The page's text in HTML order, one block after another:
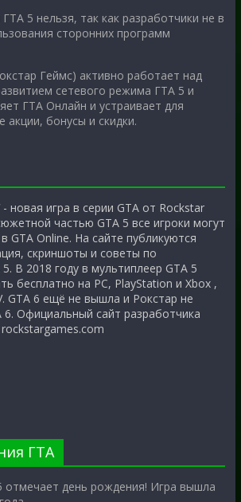
5 нельзя, так как разработчики не в
сторонних программ
Геймс) активно работает над
сетевого режима ГТА 5 и
ГТА Онлайн и устраивает для
акции, бонусы и скидки.
новая игра в серии GTA от Rockstar
частью GTA 5 все игроки могут
GTA Online. На сайте публикуются
скриншоты и советы по
В 2018 году в мультиплеер GTA 5
бесплатно на PC, PlayStation и Xbox ,
GTA 6 ещё не вышла и Рокстар не
6. Официальный сайт разработчика
rockstargames.com
ГТА
отмечает день рождения! Игра вышла